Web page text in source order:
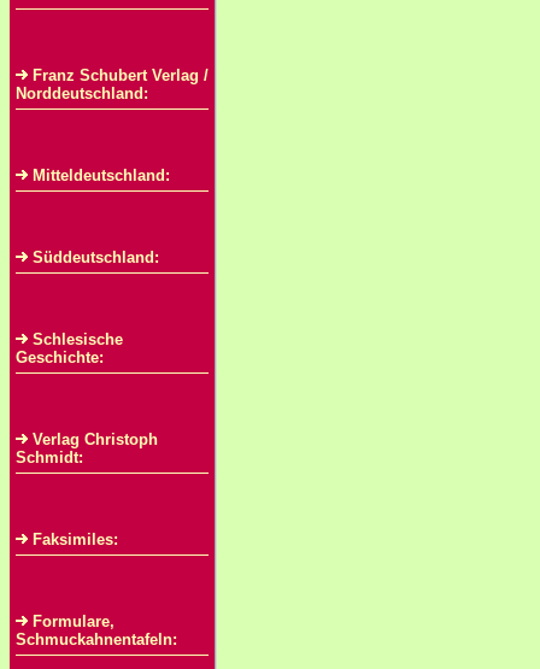
Franz Schubert Verlag /
Norddeutschland:
Mitteldeutschland:
Süddeutschland:
Schlesische
Geschichte:
Verlag Christoph
Schmidt:
Faksimiles:
Formulare,
Schmuckahnentafeln: